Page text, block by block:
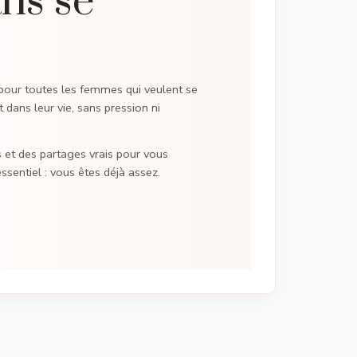
toutes les femmes qui veulent se
leur vie, sans pression ni
des partages vrais pour vous
: vous êtes déjà assez.